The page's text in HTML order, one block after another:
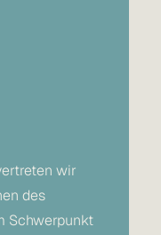
wir
des
Schwerpunkt